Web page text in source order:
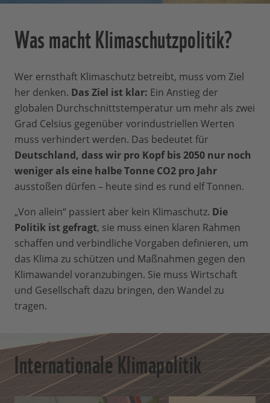
Was macht Klimaschutzpolitik?
Wer ernsthaft Klimaschutz betreibt, muss vom Ziel
her denken. Das Ziel ist klar: Ein Anstieg der
globalen Durchschnittstemperatur um mehr als zwei
Grad Celsius gegenüber vorindustriellen Werten
muss verhindert werden. Das bedeutet für
Deutschland, dass wir pro Kopf bis 2050 nur noch
weniger als eine halbe Tonne CO2 pro Jahr
ausstoßen dürfen – heute sind es rund elf Tonnen.
„Von allein“ passiert aber kein Klimaschutz. Die
Politik ist gefragt, sie muss einen klaren Rahmen
schaffen und verbindliche Vorgaben definieren, um
das Klima zu schützen und Maßnahmen gegen den
Klimawandel voranzubingen. Sie muss Wirtschaft
und Gesellschaft dazu bringen, den Wandel zu
tragen.
Internationale Klimapolitik